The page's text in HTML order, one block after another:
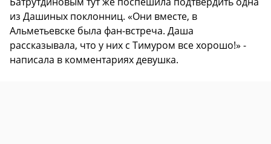
из Дашиных поклонниц. «Они вместе, в
Альметьевске была фан-встреча. Даша
рассказывала, что у них с Тимуром все хорошо!» -
написала в комментариях девушка.